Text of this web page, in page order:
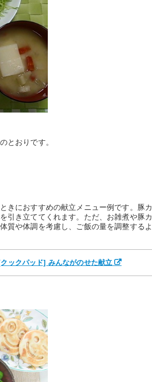
とおりです。
きにおすすめの献立メニュー例です。豚カ
引き立ててくれます。ただ、お雑煮や豚カ
質や体調を考慮し、ご飯の量を調整するよ
ックパッド] みんながのせた献立